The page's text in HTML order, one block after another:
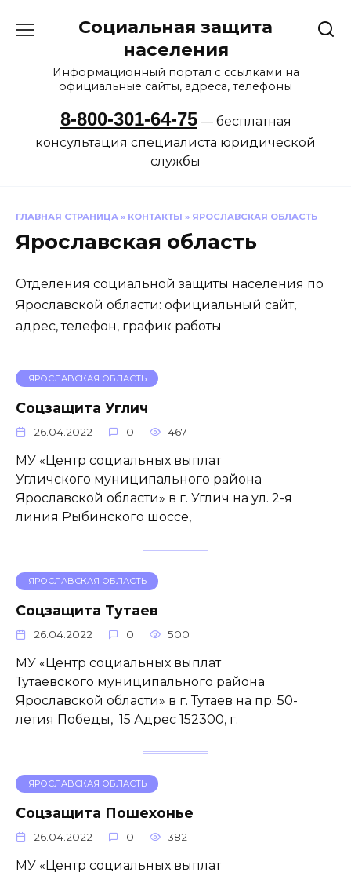
Социальная защита
населения
Информационный портал с ссылками на
официальные сайты, адреса, телефоны
8-800-301-64-75— бесплатная
консультация специалиста юридической
службы
ГЛАВНАЯ СТРАНИЦА » КОНТАКТЫ » ЯРОСЛАВСКАЯ ОБЛАСТЬ
Ярославская область
Отделения социальной защиты населения по
Ярославской области: официальный сайт,
адрес, телефон, график работы
ЯРОСЛАВСКАЯ ОБЛАСТЬ
Соцзащита Углич
26.04.2022 0 467
МУ «Центр социальных выплат
Угличского муниципального района
Ярославской области» в г. Углич на ул. 2-я
линия Рыбинского шоссе,
ЯРОСЛАВСКАЯ ОБЛАСТЬ
Соцзащита Тутаев
26.04.2022 0 500
МУ «Центр социальных выплат
Тутаевского муниципального района
Ярославской области» в г. Тутаев на пр. 50-
летия Победы, 15 Адрес 152300, г.
ЯРОСЛАВСКАЯ ОБЛАСТЬ
Соцзащита Пошехонье
26.04.2022 0 382
МУ «Центр социальных выплат